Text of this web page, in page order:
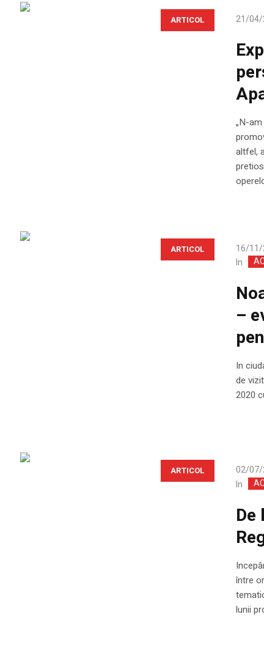
ARTICOL 21/04/
„N-
altfel,
ARTICOL 16/
In
–
In
de
2020
ARTICOL 02/07/
In
între
lunii